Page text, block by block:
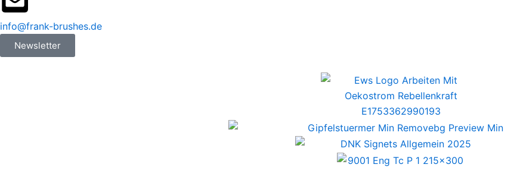
info@frank-brushes.de
Newsletter